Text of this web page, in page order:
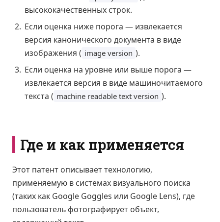
высококачественных строк.
Если оценка ниже порога — извлекается
версия канонического документа в виде
изображения ( image version ).
Если оценка на уровне или выше порога —
извлекается версия в виде машиночитаемого
текста ( machine readable text version ).
Где и как применяется
Этот патент описывает технологию,
применяемую в системах визуального поиска
(таких как Google Goggles или Google Lens), где
пользователь фотографирует объект,